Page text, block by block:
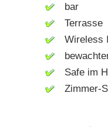
bar
Terrasse
Wireless
Safe im
Zimmer-